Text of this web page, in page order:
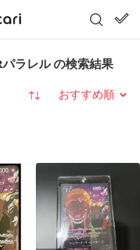
ラレル の検索結果
並び替え